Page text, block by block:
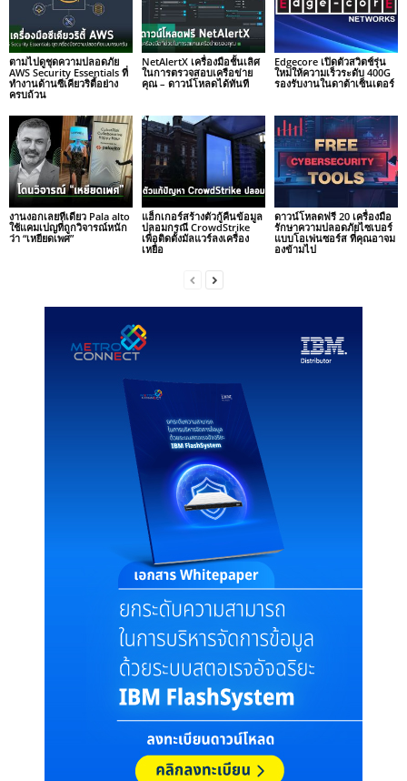
ตามไปดูชุดความปลอดภัย
AWS Security Essentials ที่
ทำงานด้านซีเคียวริตี้อย่าง
ครบถ้วน
NetAlertX เครื่องมือชั้นเลิศ
ในการตรวจสอบเครือข่าย
คุณ – ดาวน์โหลดได้ทันที
Edgecore เปิดตัวสวิตช์รุ่น
ใหม่ให้ความเร็วระดับ 400G
รองรับงานในดาต้าเซ็นเตอร์
งานงอกเลยทีเดียว Pala alto
ใช้แคมเปญที่ถูกวิจารณ์หนัก
ว่า “เหยียดเพศ”
แฮ็กเกอร์สร้างตัวกู้คืนข้อมูล
ปลอมกรณี CrowdStrike
เพื่อติดตั้งมัลแวร์ลงเครื่อง
เหยื่อ
ดาวน์โหลดฟรี 20 เครื่องมือ
รักษาความปลอดภัยไซเบอร์
แบบโอเพ่นซอร์ส ที่คุณอาจม
องข้ามไป